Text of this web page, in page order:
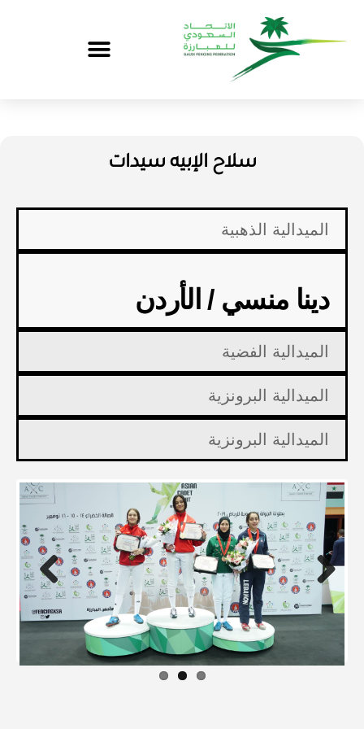
سلاح الإبيه سيدات
الميدالية الذهبية
دينا منسي / الأردن
الميدالية الفضية
الميدالية البرونزية
الميدالية البرونزية
Previous Next